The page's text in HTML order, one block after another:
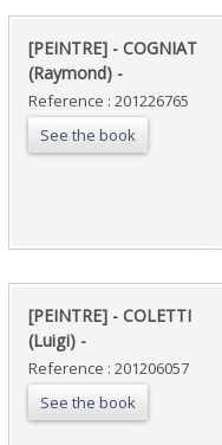
‎[PEINTRE] - COGNIAT
(Raymond) - ‎
Reference : 201226765
See the book
‎[PEINTRE] - COLETTI
(Luigi) - ‎
Reference : 201206057
See the book